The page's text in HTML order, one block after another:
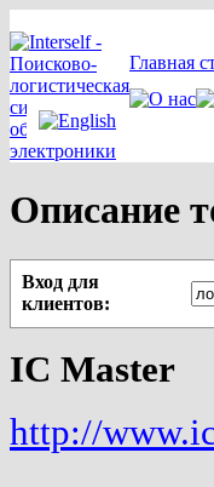
Главная
Описание
Вход для
клиентов:
IC Master
http://